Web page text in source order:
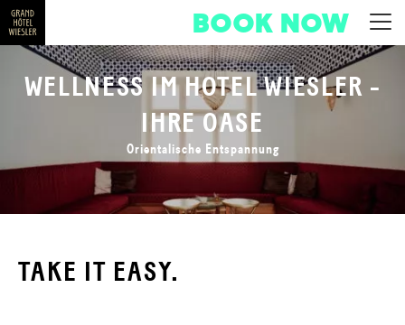
BOOK NOW
WELLNESS IM HOTEL WIESLER -
IHRE OASE
Orientalische Entspannung
TAKE IT EASY.